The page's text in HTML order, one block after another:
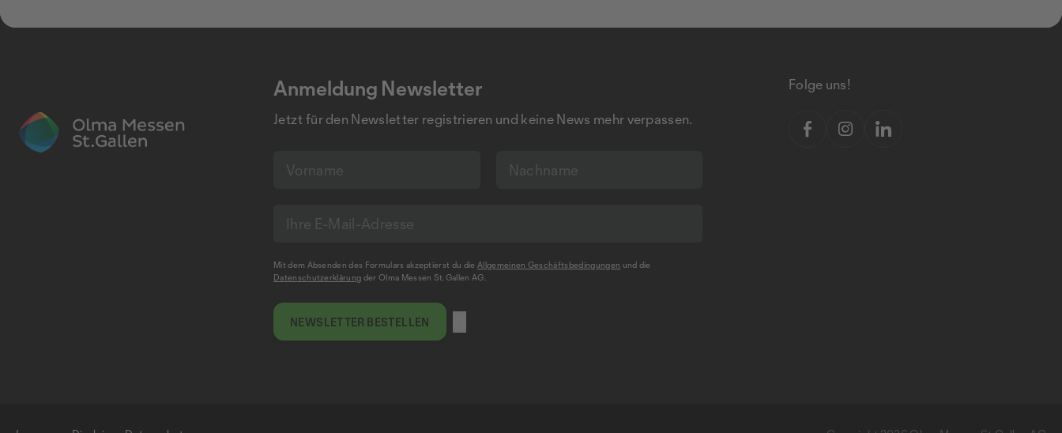
Anmeldung Newsletter
Jetzt für den Newsletter registrieren und keine News mehr verpassen.
Mit dem Absenden des Formulars akzeptierst du die Allgemeinen Geschäftsbedingungen und die
Datenschutzerklärung der Olma Messen St.Gallen AG.
NEWSLETTER BESTELLEN
Folge uns!